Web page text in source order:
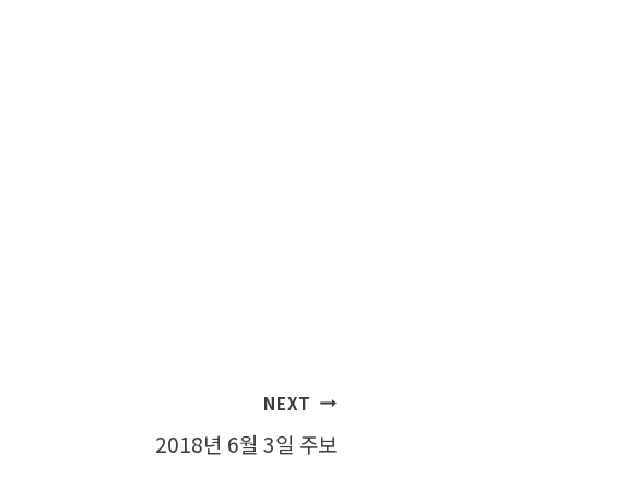
NEXT
2018년 6월 3일 주보